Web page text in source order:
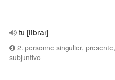
tú [librar]
2. personne singulier, presente,
subjuntivo